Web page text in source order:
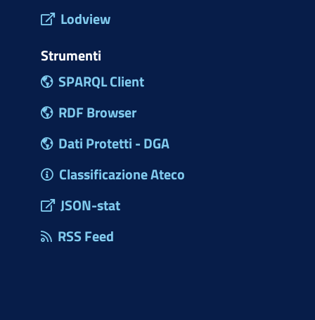
Lodview
Strumenti
SPARQL Client
RDF Browser
Dati Protetti - DGA
Classificazione Ateco
JSON-stat
RSS Feed